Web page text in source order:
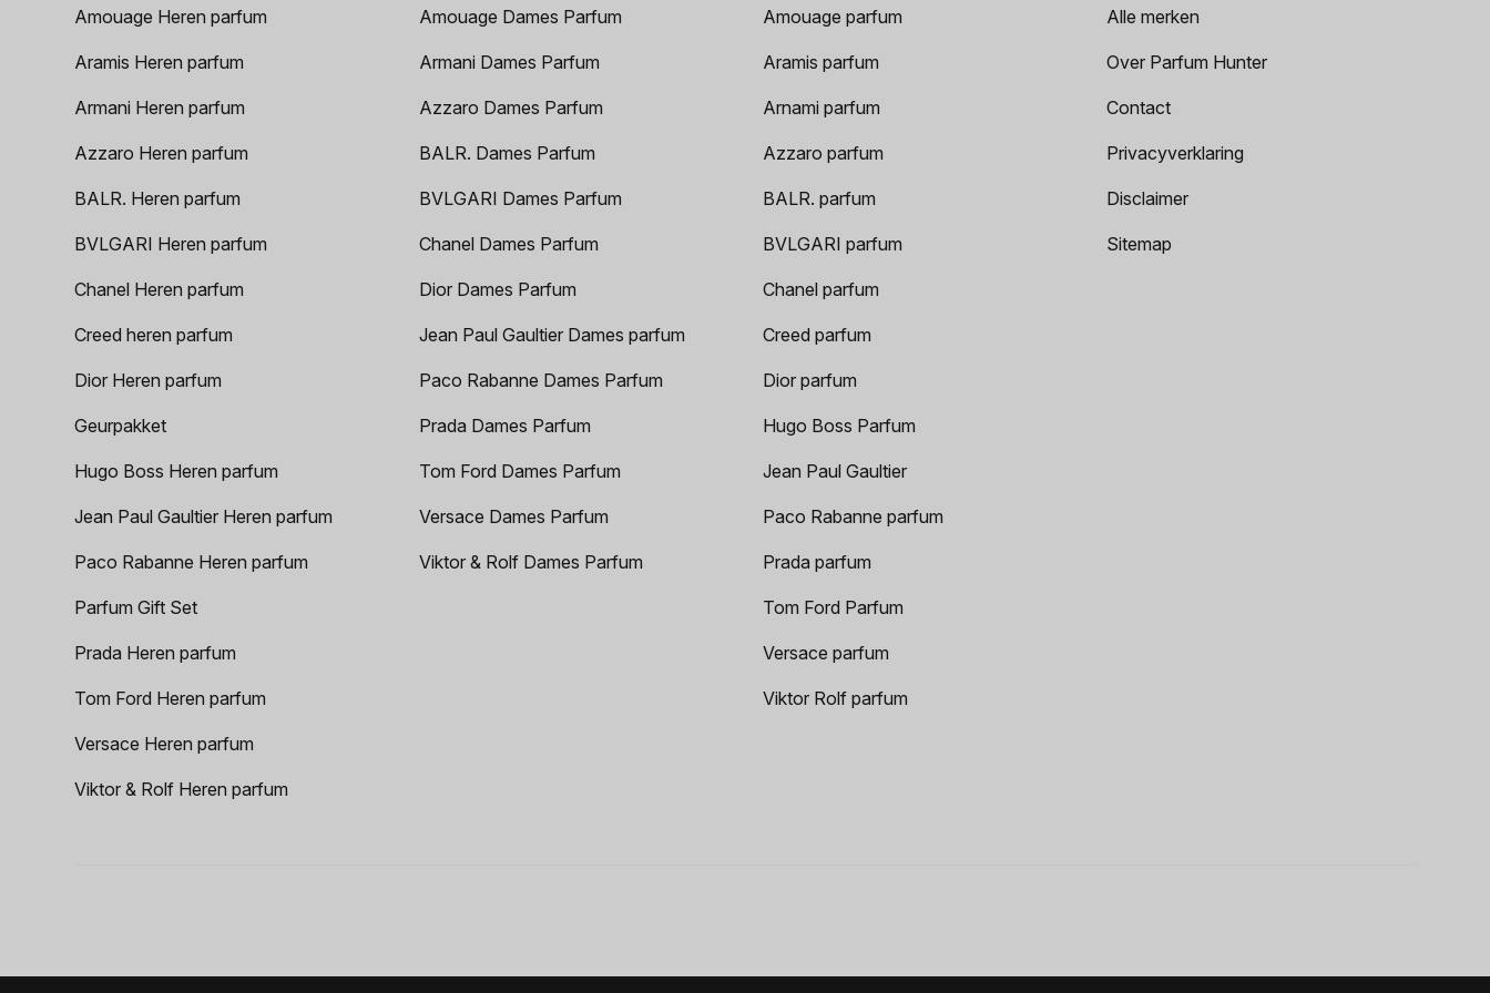
Amouage Heren parfum
Aramis Heren parfum
Armani Heren parfum
Azzaro Heren parfum
BALR. Heren parfum
BVLGARI Heren parfum
Chanel Heren parfum
Creed heren parfum
Dior Heren parfum
Geurpakket
Hugo Boss Heren parfum
Jean Paul Gaultier Heren parfum
Paco Rabanne Heren parfum
Parfum Gift Set
Prada Heren parfum
Tom Ford Heren parfum
Versace Heren parfum
Viktor & Rolf Heren parfum
Amouage Dames Parfum
Armani Dames Parfum
Azzaro Dames Parfum
BALR. Dames Parfum
BVLGARI Dames Parfum
Chanel Dames Parfum
Dior Dames Parfum
Jean Paul Gaultier Dames parfum
Paco Rabanne Dames Parfum
Prada Dames Parfum
Tom Ford Dames Parfum
Versace Dames Parfum
Viktor & Rolf Dames Parfum
Amouage parfum
Aramis parfum
Arnami parfum
Azzaro parfum
BALR. parfum
BVLGARI parfum
Chanel parfum
Creed parfum
Dior parfum
Hugo Boss Parfum
Jean Paul Gaultier
Paco Rabanne parfum
Prada parfum
Tom Ford Parfum
Versace parfum
Viktor Rolf parfum
Alle merken
Over Parfum Hunter
Contact
Privacyverklaring
Disclaimer
Sitemap